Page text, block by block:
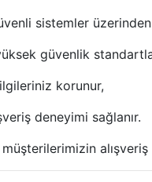
sistemler
güvenlik
korunur,
deneyimi sağlanır.